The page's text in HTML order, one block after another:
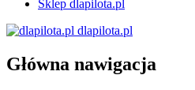
Sklep dlapilota.pl
dlapilota.pl
Główna nawigacja